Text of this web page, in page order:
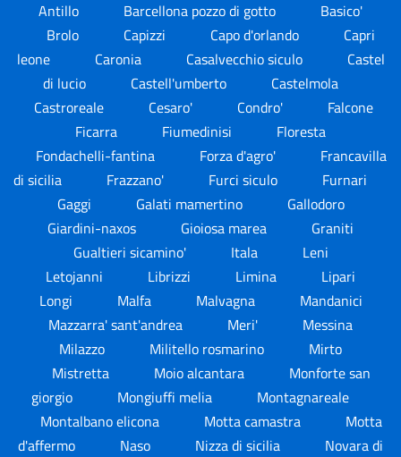
Antillo
Barcellona pozzo di gotto
Basico'
Brolo
Capizzi Capo d'orlando
Capri
leone
Caronia Casalvecchio siculo
Castel
di lucio
Castell'umberto
Castelmola
Castroreale
Cesaro' Condro'
Falcone
Ficarra
Fiumedinisi
Floresta
Fondachelli-fantina
Forza d'agro'
Francavilla
di sicilia
Frazzano' Furci siculo
Furnari
Gaggi
Galati mamertino
Gallodoro
Giardini-naxos
Gioiosa marea
Graniti
Gualtieri sicamino'
Itala
Leni
Letojanni
Librizzi Limina
Lipari
Longi
Malfa Malvagna
Mandanici
Mazzarra' sant'andrea
Meri'
Messina
Milazzo
Militello rosmarino
Mirto
Mistretta
Moio alcantara
Monforte san
giorgio
Mongiuffi melia
Montagnareale
Montalbano elicona
Motta camastra
Motta
d'affermo
Naso Nizza di sicilia
Novara di